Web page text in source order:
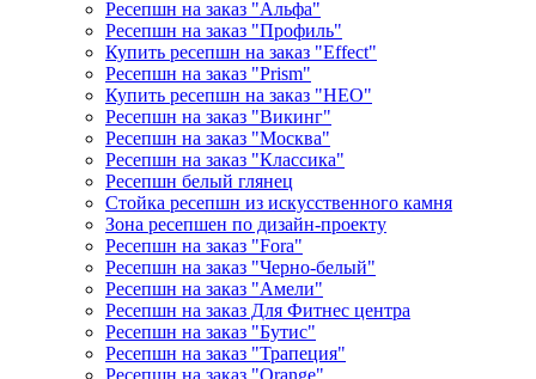
Ресепшн на заказ "Альфа"
Ресепшн на заказ "Профиль"
Купить ресепшн на заказ "Effect"
Ресепшн на заказ "Prism"
Купить ресепшн на заказ "НЕО"
Ресепшн на заказ "Викинг"
Ресепшн на заказ "Москва"
Ресепшн на заказ "Классика"
Ресепшн белый глянец
Стойка ресепшн из искусственного камня
Зона ресепшен по дизайн-проекту
Ресепшн на заказ "Fora"
Ресепшн на заказ "Черно-белый"
Ресепшн на заказ "Амели"
Ресепшн на заказ Для Фитнес центра
Ресепшн на заказ "Бутис"
Ресепшн на заказ "Трапеция"
Ресепшн на заказ "Orange"